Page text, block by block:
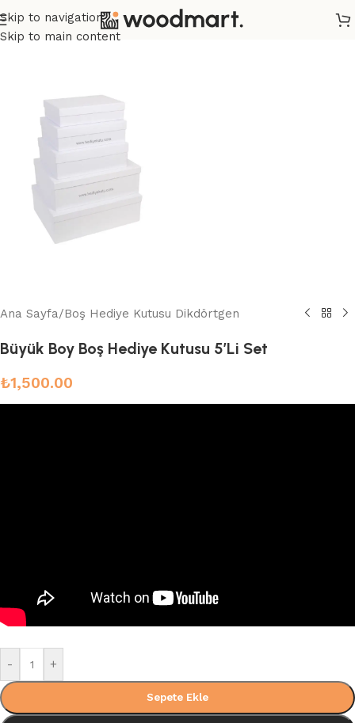
Skip to navigation
Skip to main content
Ana Sayfa/Boş Hediye Kutusu Dikdörtgen
Büyük Boy Boş Hediye Kutusu 5’Li Set
₺1,500.00
- +
Sepete Ekle